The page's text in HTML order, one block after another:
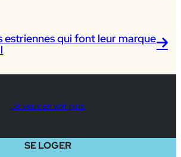
estriennes qui font leur marque
Je veux en voir plus
SE LOGER